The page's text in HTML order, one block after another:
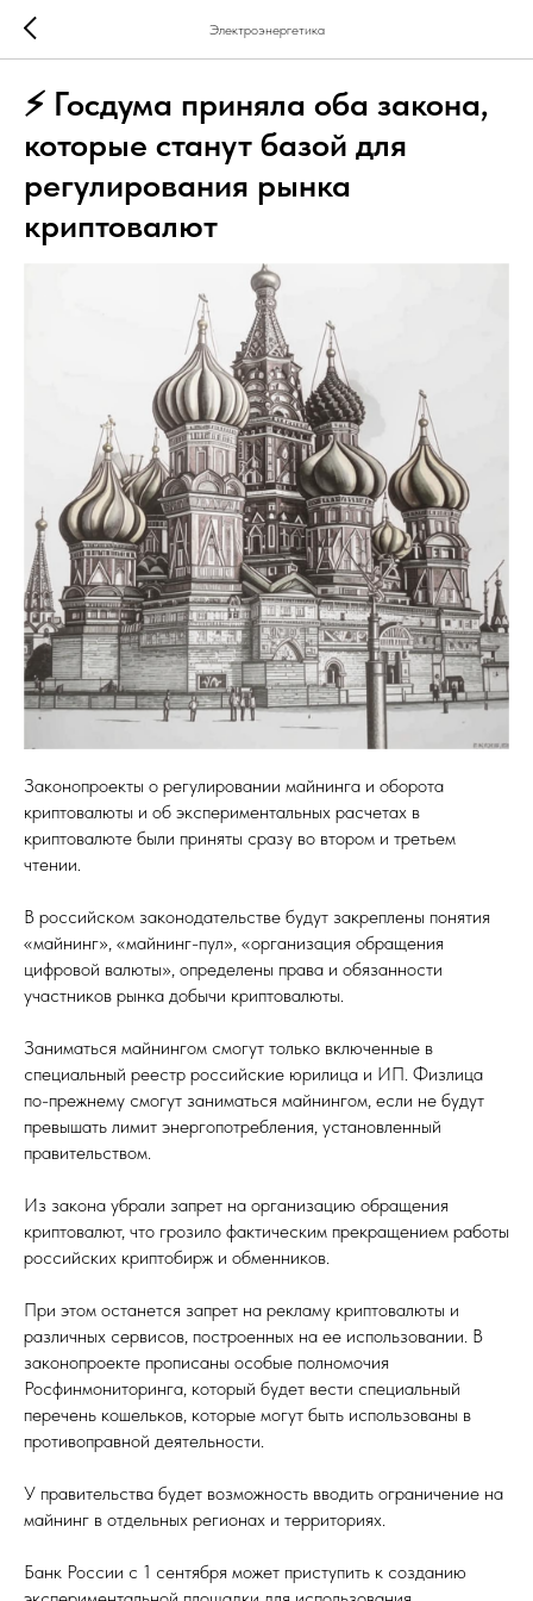
Электроэнергетика
⚡️ Госдума приняла оба закона,
которые станут базой для
регулирования рынка
криптовалют
Законопроекты о регулировании майнинга и оборота
криптовалюты и об экспериментальных расчетах в
криптовалюте были приняты сразу во втором и третьем
чтении.
В российском законодательстве будут закреплены понятия
«майнинг», «майнинг-пул», «организация обращения
цифровой валюты», определены права и обязанности
участников рынка добычи криптовалюты.
Заниматься майнингом смогут только включенные в
специальный реестр российские юрилица и ИП. Физлица
по-прежнему смогут заниматься майнингом, если не будут
превышать лимит энергопотребления, установленный
правительством.
Из закона убрали запрет на организацию обращения
криптовалют, что грозило фактическим прекращением работы
российских криптобирж и обменников.
При этом останется запрет на рекламу криптовалюты и
различных сервисов, построенных на ее использовании. В
законопроекте прописаны особые полномочия
Росфинмониторинга, который будет вести специальный
перечень кошельков, которые могут быть использованы в
противоправной деятельности.
У правительства будет возможность вводить ограничение на
майнинг в отдельных регионах и территориях.
Банк России с 1 сентября может приступить к созданию